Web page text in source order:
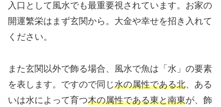
入口として風水でも最重要視されています。お家の
開運繁栄はまず玄関から。大金や幸せを招き入れて
ください。
また玄関以外で飾る場合、風水で魚は「水」の要素
を表します。ですので同じ水の属性である北、ある
いは水によって育つ木の属性である東と南東が、飾